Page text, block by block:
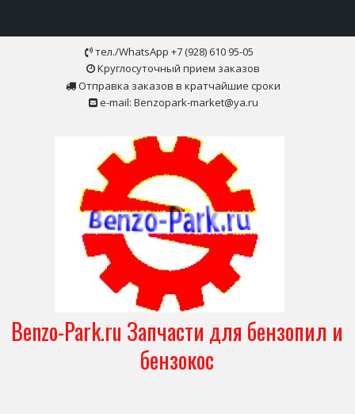
тел./WhatsApp +7 (928) 610 95-05
Круглосуточный прием заказов
Отправка заказов в кратчайшие сроки
e-mail: Benzopark-market@ya.ru
Benzo-Park.ru Запчасти для бензопил и
бензокос